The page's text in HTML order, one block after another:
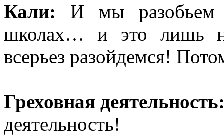
Кали: И мы разобьем
школах… и это лишь
всерьез разойдемся!
Греховная
деятельность!